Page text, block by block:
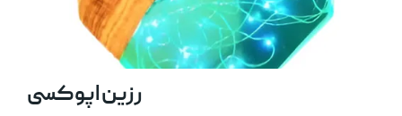
رزین اپوکسی